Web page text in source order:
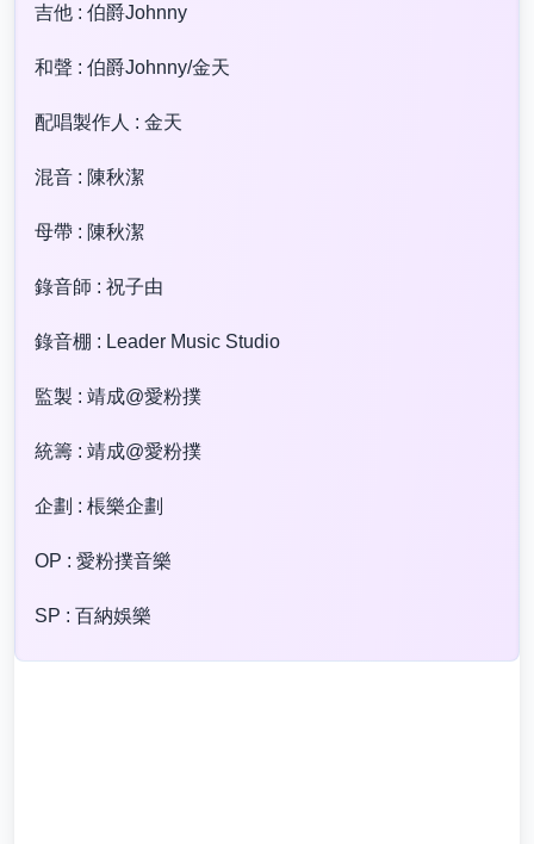
吉他 : 伯爵Johnny
和聲 : 伯爵Johnny/金天
配唱製作人 : 金天
混音 : 陳秋潔
母帶 : 陳秋潔
錄音師 : 祝子由
錄音棚 : Leader Music Studio
監製 : 靖成@愛粉撲
統籌 : 靖成@愛粉撲
企劃 : 棖樂企劃
OP : 愛粉撲音樂
SP : 百納娛樂